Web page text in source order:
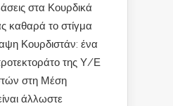
στα Κουρδικά
καθαρά το στίγμα
Κουρδιστάν: ένα
της Υ/Ε
στη Μέση
άλλωστε